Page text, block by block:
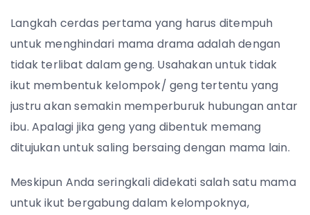
Langkah cerdas pertama yang harus ditempuh
untuk menghindari mama drama adalah dengan
tidak terlibat dalam geng. Usahakan untuk tidak
ikut membentuk kelompok/ geng tertentu yang
justru akan semakin memperburuk hubungan antar
ibu. Apalagi jika geng yang dibentuk memang
ditujukan untuk saling bersaing dengan mama lain.
Meskipun Anda seringkali didekati salah satu mama
untuk ikut bergabung dalam kelompoknya,